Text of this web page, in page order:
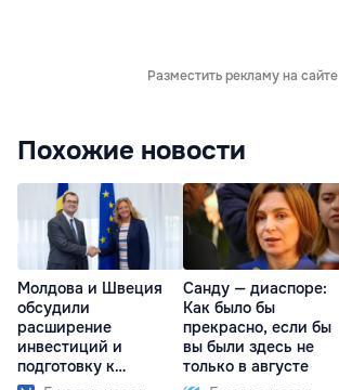
Разместить рекламу на сайте
Похожие новости
Молдова и Швеция
обсудили
расширение
инвестиций и
подготовку к
Санду — диаспоре:
Как было бы
прекрасно, если бы
вы были здесь не
только в августе